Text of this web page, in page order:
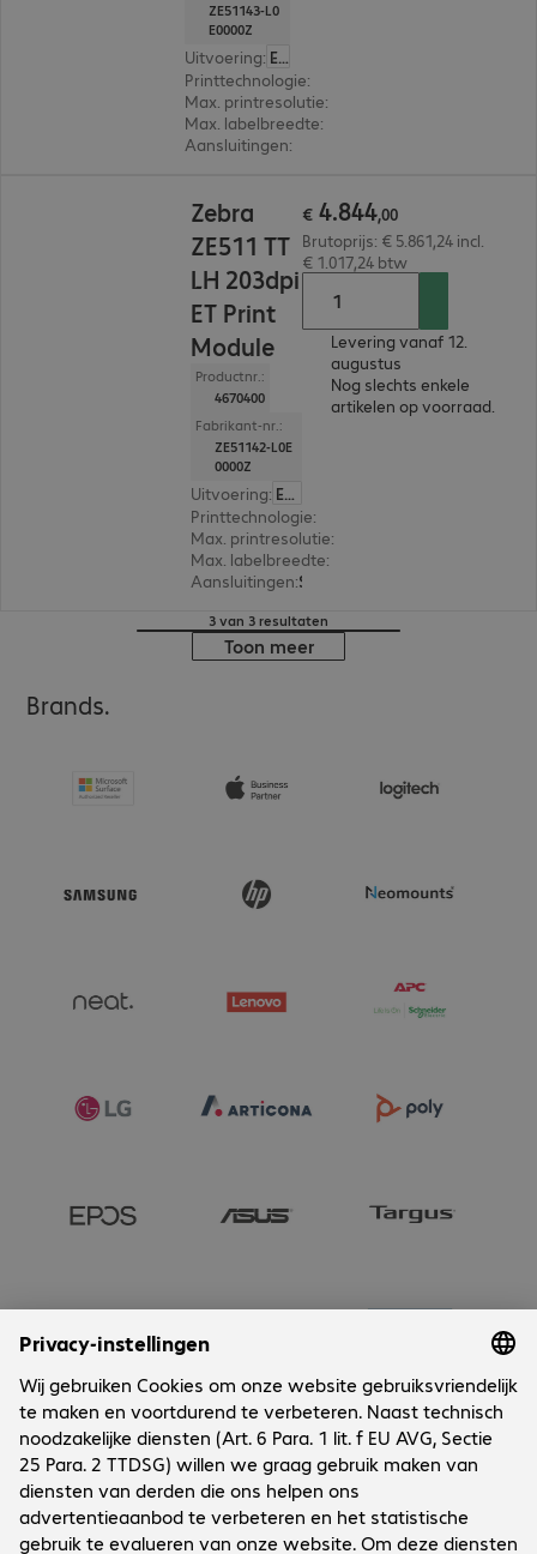
ZE51143-L0
E0000Z
Uitvoering: Europa
Printtechnologie:
Max. printresolutie:
Max. labelbreedte:
Aansluitingen:
Zebra
ZE511 TT
LH 203dpi
ET Print
Module
Productnr.:
4670400
Fabrikant-nr.:
ZE51142-L0E
0000Z
Uitvoering: Europa
Printtechnologie:
Max. printresolutie:
Max. labelbreedte:
Aansluitingen:
€ 4.844,00
Brutoprijs: € 5.861,24 incl.
€ 1.017,24 btw
Levering vanaf 12.
augustus
Nog slechts enkele
artikelen op voorraad.
3 van 3 resultaten
Toon meer
Brands.
Onderneming